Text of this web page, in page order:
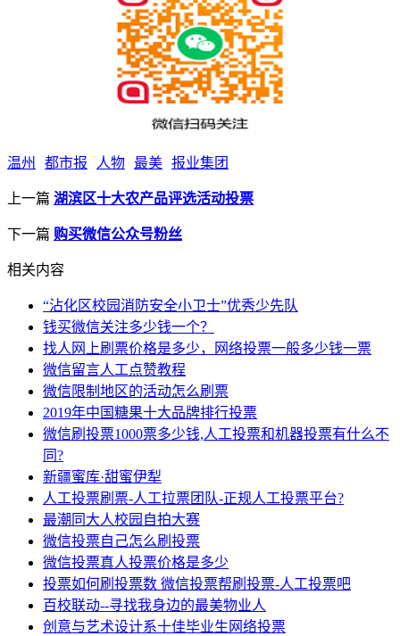
温州 都市报 人物 最美 报业集团
上一篇 湖滨区十大农产品评选活动投票
下一篇 购买微信公众号粉丝
相关内容
“沾化区校园消防安全小卫士”优秀少先队
钱买微信关注多少钱一个？
找人网上刷票价格是多少，网络投票一般多少钱一票
微信留言人工点赞教程
微信限制地区的活动怎么刷票
2019年中国糖果十大品牌排行投票
微信刷投票1000票多少钱,人工投票和机器投票有什么不
同?
新疆蜜库·甜蜜伊犁
人工投票刷票-人工拉票团队-正规人工投票平台?
最潮同大人校园自拍大赛
微信投票自己怎么刷投票
微信投票真人投票价格是多少
投票如何刷投票数 微信投票帮刷投票-人工投票吧
百校联动--寻找我身边的最美物业人
创意与艺术设计系十佳毕业生网络投票